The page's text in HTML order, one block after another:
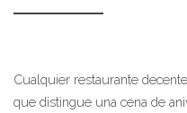
Cualquier restaurante
que distingue una cena de